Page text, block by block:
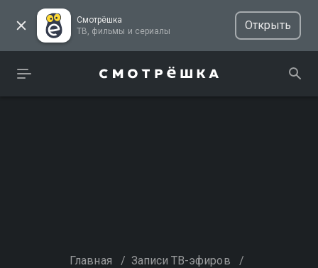
Смотрёшка
ТВ, фильмы и сериалы
Открыть
Главная / Записи ТВ-эфиров /